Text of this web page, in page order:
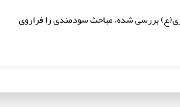
بررسی شده، مباحث سودمندی را فراروی